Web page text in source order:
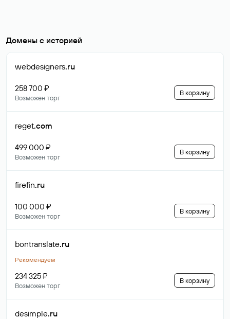
Домены с историей
webdesigners.ru
258 700 ₽
Возможен торг
В корзину
reget.com
499 000 ₽
Возможен торг
В корзину
firefin.ru
100 000 ₽
Возможен торг
В корзину
bontranslate.ru
Рекомендуем
234 325 ₽
Возможен торг
В корзину
desimple.ru